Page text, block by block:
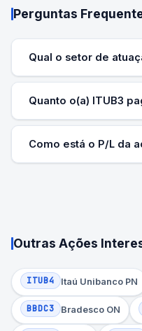
Perguntas
Qual o setor de
Quanto o(a) ITUB3
Como está o P/L da
Outras Ações
ITUB4 Itaú Unibanco PN
BBDC3 Bradesco ON